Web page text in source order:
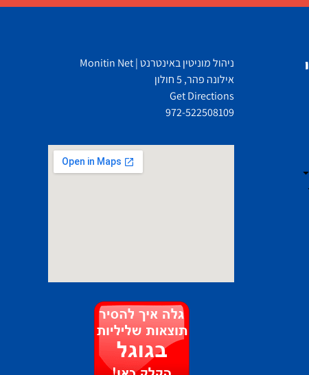
ניהול מוניטין באינטרנט | Monitin Net
אילונה פהר, 5 חולון
Get Directions
972-522508109